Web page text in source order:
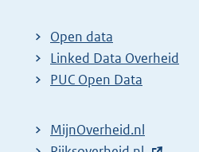
t
e
r
l
Open data
Linked Data Overheid
PUC Open Data
MijnOverheid.nl